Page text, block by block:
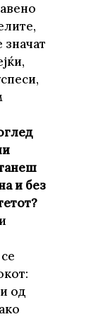
значат
и без
од